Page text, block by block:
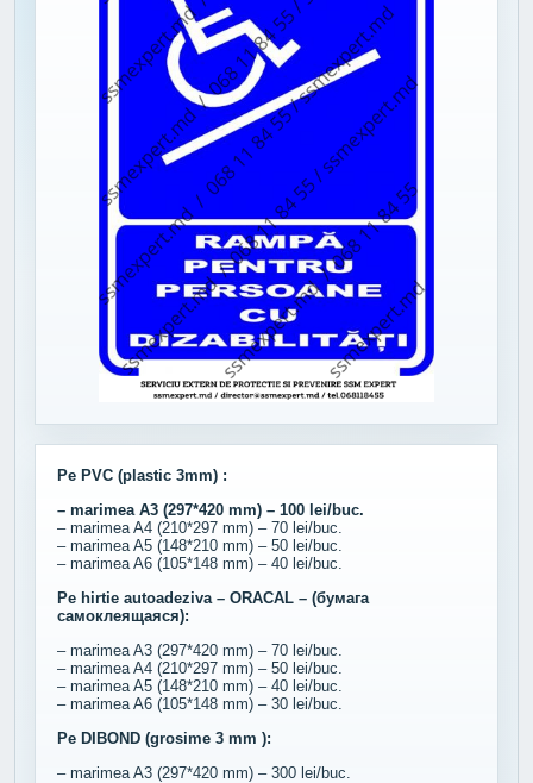
Pe PVC (plastic 3mm) :
– marimea A3 (297*420 mm) – 100 lei/buc.
– marimea A4 (210*297 mm) – 70 lei/buc.
– marimea A5 (148*210 mm) – 50 lei/buc.
– marimea A6 (105*148 mm) – 40 lei/buc.
Pe hirtie autoadeziva – ORACAL – (бумага
самоклеящаяся):
– marimea A3 (297*420 mm) – 70 lei/buc.
– marimea A4 (210*297 mm) – 50 lei/buc.
– marimea A5 (148*210 mm) – 40 lei/buc.
– marimea A6 (105*148 mm) – 30 lei/buc.
Pe DIBOND (grosime 3 mm ):
– marimea A3 (297*420 mm) – 300 lei/buc.